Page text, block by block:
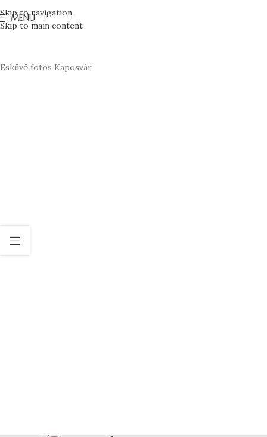
Skip to navigation
Skip to main content
MENU
Esküvő fotós Kaposvár